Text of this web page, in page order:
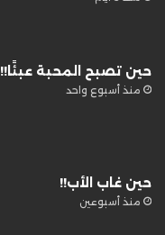
حين تصبح المحبة عبئًا!!
منذ أسبوع واحد
حين غاب الأب!!
منذ أسبوعين